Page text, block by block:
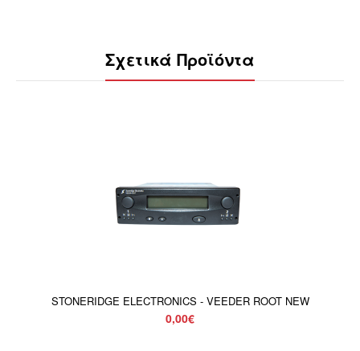
Σχετικά Προϊόντα
STONERIDGE ELECTRONICS - VEEDER ROOT NEW
0,00€